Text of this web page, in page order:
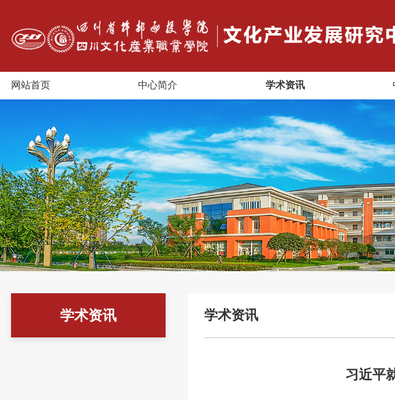
网站首页 中心简介 学术资讯
学术资讯 学术资讯
习近平